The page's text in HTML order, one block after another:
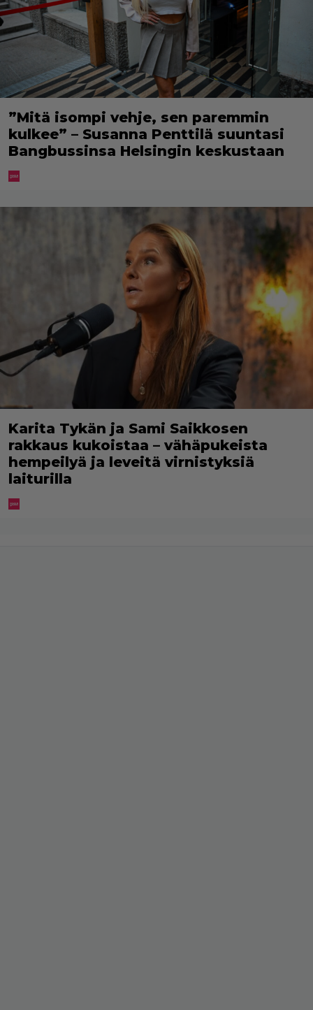
”Mitä isompi vehje, sen paremmin
kulkee” – Susanna Penttilä suuntasi
Bangbussinsa Helsingin keskustaan
Karita Tykän ja Sami Saikkosen
rakkaus kukoistaa – vähäpukeista
hempeilyä ja leveitä virnistyksiä
laiturilla